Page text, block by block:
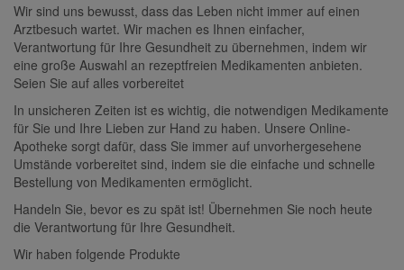
Wir sind uns bewusst, dass das Leben nicht immer auf einen
Arztbesuch wartet. Wir machen es Ihnen einfacher,
Verantwortung für Ihre Gesundheit zu übernehmen, indem wir
eine große Auswahl an rezeptfreien Medikamenten anbieten.
Seien Sie auf alles vorbereitet
In unsicheren Zeiten ist es wichtig, die notwendigen Medikamente
für Sie und Ihre Lieben zur Hand zu haben. Unsere Online-
Apotheke sorgt dafür, dass Sie immer auf unvorhergesehene
Umstände vorbereitet sind, indem sie die einfache und schnelle
Bestellung von Medikamenten ermöglicht.
Handeln Sie, bevor es zu spät ist! Übernehmen Sie noch heute
die Verantwortung für Ihre Gesundheit.
Wir haben folgende Produkte